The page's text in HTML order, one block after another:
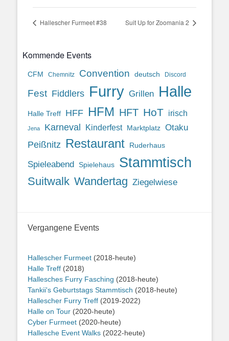
Hallescher Furmeet #38 Suit Up for Zoomania 2
Kommende Events
CFM Chemnitz Convention deutsch Discord
Fest Fiddlers Furry Grillen Halle
Halle Treff HFF HFM HFT HoT irisch
Jena Karneval Kinderfest Marktplatz Otaku
Peißnitz Restaurant Ruderhaus
Spieleabend Spielehaus Stammtisch
Suitwalk Wandertag Ziegelwiese
Vergangene Events
Hallescher Furmeet (2018-heute)
Halle Treff (2018)
Hallesches Furry Fasching (2018-heute)
Tankii's Geburtstags Stammtisch (2018-heute)
Hallescher Furry Treff (2019-2022)
Halle on Tour (2020-heute)
Cyber Furmeet (2020-heute)
Hallesche Event Walks (2022-heute)